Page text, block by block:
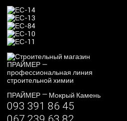
ПРАЙМЕР — Мокрый Камень
093 391 86 45